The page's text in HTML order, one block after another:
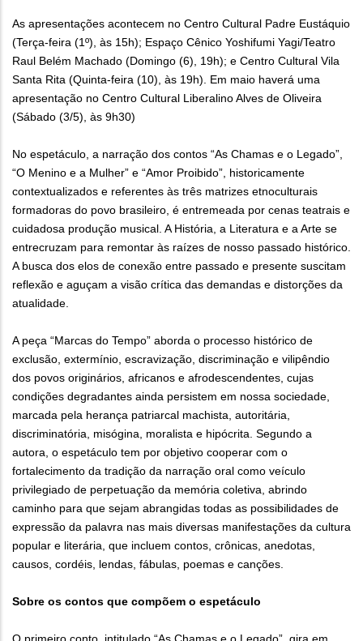
As apresentações acontecem no Centro Cultural Padre Eustáquio
(Terça-feira (1º), às 15h); Espaço Cênico Yoshifumi Yagi/Teatro
Raul Belém Machado (Domingo (6), 19h); e Centro Cultural Vila
Santa Rita (Quinta-feira (10), às 19h). Em maio haverá uma
apresentação no Centro Cultural Liberalino Alves de Oliveira
(Sábado (3/5), às 9h30)
No espetáculo, a narração dos contos “As Chamas e o Legado”,
“O Menino e a Mulher” e “Amor Proibido”, historicamente
contextualizados e referentes às três matrizes etnoculturais
formadoras do povo brasileiro, é entremeada por cenas teatrais e
cuidadosa produção musical. A História, a Literatura e a Arte se
entrecruzam para remontar às raízes de nosso passado histórico.
A busca dos elos de conexão entre passado e presente suscitam
reflexão e aguçam a visão crítica das demandas e distorções da
atualidade.
A peça “Marcas do Tempo” aborda o processo histórico de
exclusão, extermínio, escravização, discriminação e vilipêndio
dos povos originários, africanos e afrodescendentes, cujas
condições degradantes ainda persistem em nossa sociedade,
marcada pela herança patriarcal machista, autoritária,
discriminatória, misógina, moralista e hipócrita. Segundo a
autora, o espetáculo tem por objetivo cooperar com o
fortalecimento da tradição da narração oral como veículo
privilegiado de perpetuação da memória coletiva, abrindo
caminho para que sejam abrangidas todas as possibilidades de
expressão da palavra nas mais diversas manifestações da cultura
popular e literária, que incluem contos, crônicas, anedotas,
causos, cordéis, lendas, fábulas, poemas e canções.
Sobre os contos que compõem o espetáculo